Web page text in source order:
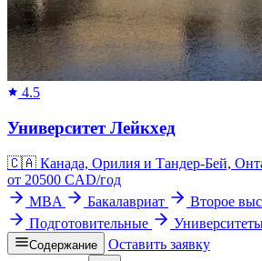
4.5
Университет Лейкхед
🇨🇦 Канада, Орилия и Тандер-Бей,
от 20500 CAD/год
MBA
Бакалавриат Второе
Подготовительные
Содержание
Оставить заявку